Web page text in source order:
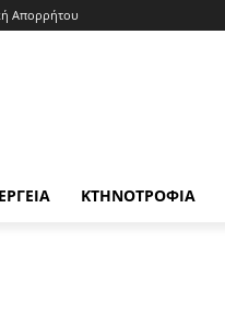
Απορρήτου
ΚΤΗΝΟΤΡΟΦΙΑ